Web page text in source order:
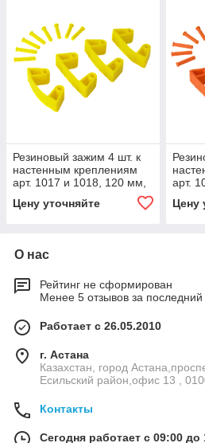
Резиновый зажим 4 шт. к
настенным креплениям
арт. 1017 и 1018, 120 мм,
Цену уточняйте
арт.
Цену
О нас
Рейтинг не сформирован
Менее 5 отзывов за последний
Работает с 26.05.2010
г. Астана
Казахстан, город
Есильский район,офис 13 ,
Контакты
Сегодня работает с 09:00 до